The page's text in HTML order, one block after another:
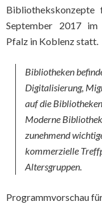
September 2017 im
Pfalz in Koblenz statt.
Bibliotheken
Digitalisierung,
auf die
Moderne
zunehmend
kommerzielle
Altersgruppen.
Programmvorschau